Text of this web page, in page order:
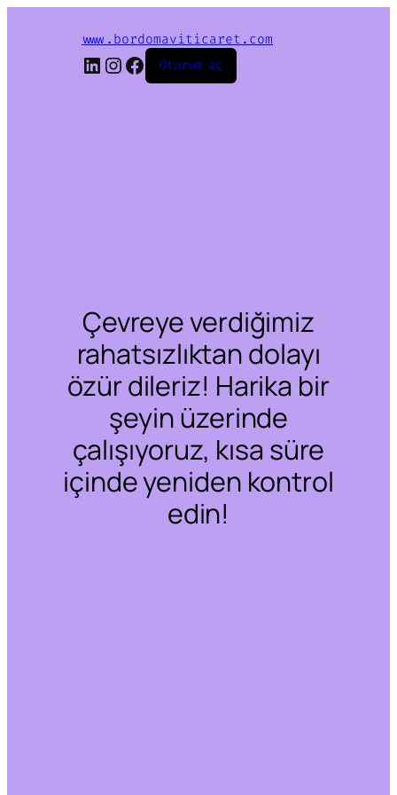
www.bordomaviticaret.com
LinkedIn
Instagram
Facebook
Oturum aç
Çevreye verdiğimiz
rahatsızlıktan dolayı
özür dileriz! Harika bir
şeyin üzerinde
çalışıyoruz, kısa süre
içinde yeniden kontrol
edin!